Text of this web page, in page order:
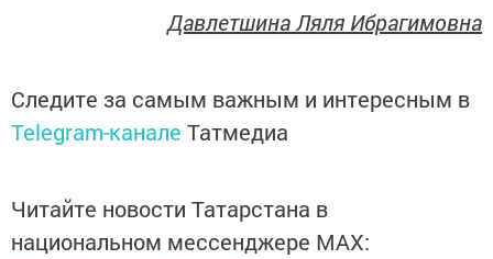
Давлетшина Ляля Ибрагимовна
Следите за самым важным и интересным в
Telegram-канале Татмедиа
Читайте новости Татарстана в
национальном мессенджере MАХ: